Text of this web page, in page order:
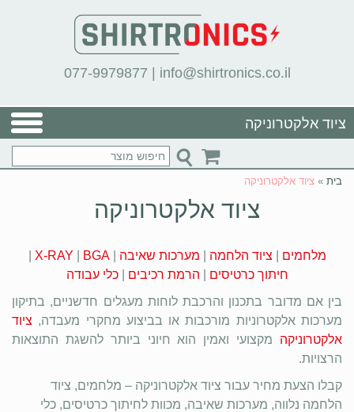
077-9979877 | info@shirtronics.co.il
ציוד אלקטרוניקה
בית » ציוד אלקטרוניקה
ציוד אלקטרוניקה
מלחמים ציוד הלחמה מערכות שאיבה |
X-RAY BGA
חיתוך כרטיסים
הרמת רכיבים |כלי עבודה
בין אם מדובר בתכנון והרכבת לוחות מעגלים חדשניים, בתיקון
מערכות אלקטרוניות מורכבות או בביצוע מחקרי מעבדה, ציוד
אלקטרוניקה מקצועי ואמין הוא חיוני ביותר להשגת התוצאות
הרצויות.
קבלו הצעת מחיר עבור ציוד אלקטרוניקה – מלחמים, ציוד
הלחמה נלווה, מערכות שאיבה, מכוות לחיתוך כרטיסים, כלי